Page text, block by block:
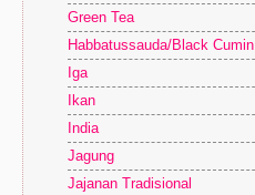
Green Tea
Habbatussauda/Black Cumin
Iga
Ikan
India
Jagung
Jajanan Tradisional